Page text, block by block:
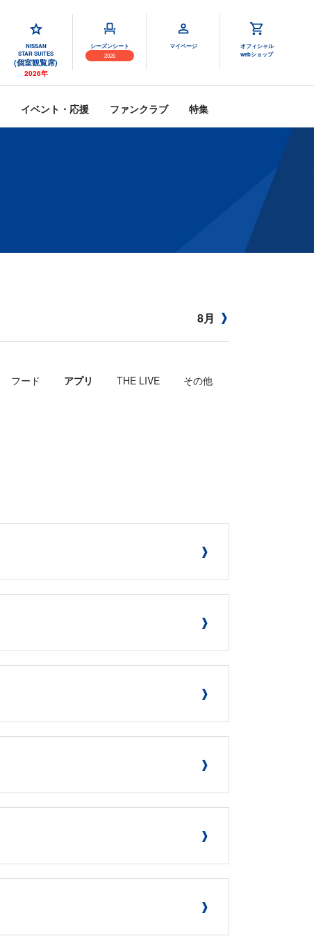
NISSAN
STAR SUITES
(個室観覧席)
2026年
シーズンシート
2026
マイページ
オフィシャル
webショップ
イベント・応援 ファンクラブ 特集
8月
フード アプリ THE LIVE その他